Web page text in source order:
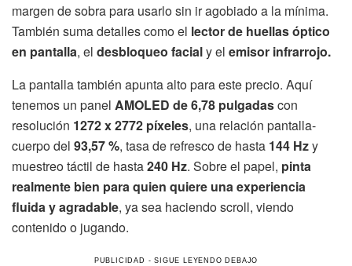
margen de sobra para usarlo sin ir agobiado a la mínima.
También suma detalles como el lector de huellas óptico
en pantalla, el desbloqueo facialy el emisor infrarrojo.
La pantalla también apunta alto para este precio. Aquí
tenemos un panel AMOLED de 6,78 pulgadascon
resolución 1272 x 2772 píxeles, una relación pantalla-
cuerpo del 93,57 %, tasa de refresco de hasta 144 Hzy
muestreo táctil de hasta240 Hz. Sobre el papel, pinta
realmente bien para quien quiere una experiencia
fluida y agradable, ya sea haciendo scroll, viendo
contenido o jugando.